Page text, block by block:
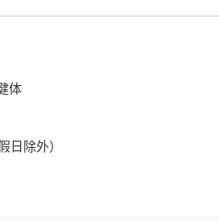
体
日除外）